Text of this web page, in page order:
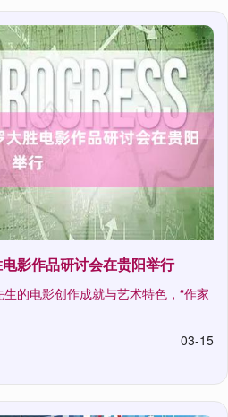
影作品研讨会在贵阳举行
的电影创作成就与艺术特色，“作家
03-15